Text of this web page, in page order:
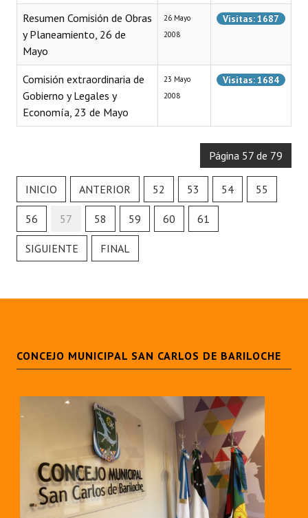
Informes de Unidad Coordinadora
Ejecución Presupuestaria
Actas de Audiencias Públicas
NORMATIVA
Comunicaciones
Resoluciones de Presidencia
Noticias Destacadas
Datos Históricos
Audiencias Públicas - Registro
Mujeres que Dejaron Huellas - Registro
Periodistas Decanos - Registro
Ciudadano Ilustre - Registro
Resumen Comisión de Obras
y Planeamiento, 26 de
Mayo
26 Mayo
2008
Visitas: 1687
Comisión extraordinaria de
Gobierno y Legales y
Economía, 23 de Mayo
23 Mayo
2008
Visitas: 1684
Página 57 de 79
INICIO ANTERIOR 52 53 54 55
56 57 58 59 60 61
SIGUIENTE FINAL
CONCEJO MUNICIPAL SAN CARLOS DE BARILOCHE